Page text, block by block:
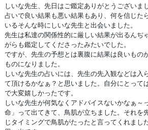
しいな先生、先日はご鑑定ありがとうございまし
占いで良い結果も悪い結果もあり、何を信じた
いるそんな時にしいな先生と出会いました。
先生は私達の関係性的に厳しい結果が出るん
がらも鑑定してくださったみたいでした。
ですが、先生の予想とは裏腹に結果は良いもの
ものになりました。
しいな先生の占いには、先生の先入観などは入
て頂けるかなぁ？と思いました。自分にとって
で大変嬉しかったです。
しいな先生が何気なくアドバイスないかなぁ～
命」って出てきて、鳥肌が立ちました。それ
じタイミングで鳥肌がたったと言ってくれまし